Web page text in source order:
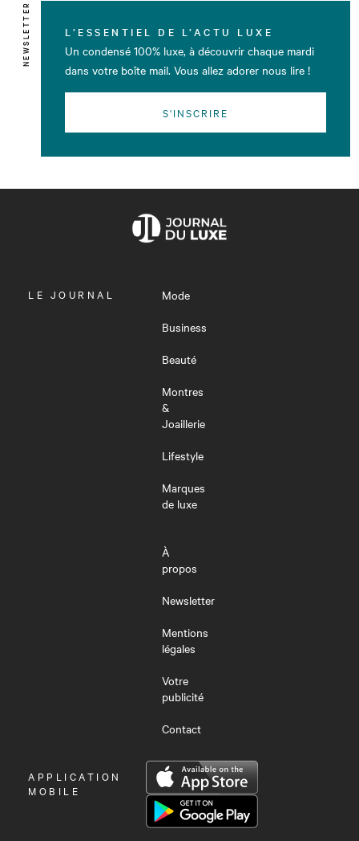
NEWSLETTER L’ESSENTIEL DE L’ACTU LUXE
Un condensé 100% luxe, à découvrir chaque mardi
dans votre boîte mail. Vous allez adorer nous lire !
S'INSCRIRE
OUVRIR
LE JOURNAL
Mode
Business
Beauté
Montres
&
Joaillerie
Lifestyle
Marques
de luxe
À
propos
Newsletter
Mentions
légales
Votre
publicité
Contact
OUVRIR
LE
APPLICATION
MOBILE